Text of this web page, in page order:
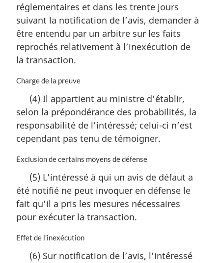
e
m
r
g
i
a
:
réglementaires et dans les trente jours
suivant la notification de l’avis, demander à
être entendu par un arbitre sur les faits
reprochés relativement à l’inexécution de
la transaction.
N
e
m
r
i
l
e
:
Charge de la preuve
(4) Il appartient au ministre d’établir,
selon la prépondérance des probabilités, la
responsabilité de l’intéressé; celui-ci n’est
cependant pas tenu de témoigner.
N
e
m
r
i
Exclusion de certains moyens de défense
(5) L’intéressé à qui un avis de défaut a
été notifié ne peut invoquer en défense le
fait qu’il a pris les mesures nécessaires
pour exécuter la transaction.
N
Effet de l’inexécution
(6) Sur notification de l’avis, l’intéressé